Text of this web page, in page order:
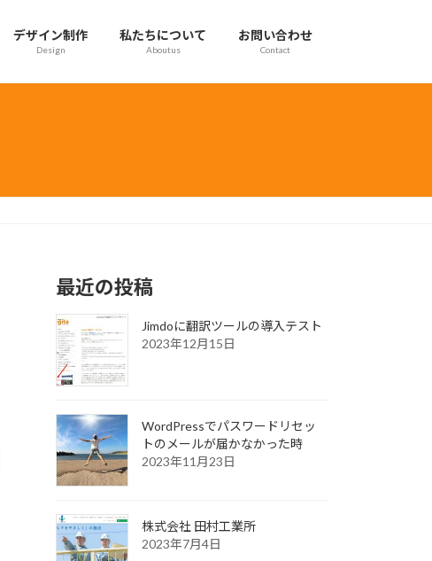
デザイン制作
Design
私たちについて
Aboutus
お問い合わせ
Contact
最近の投稿
Jimdoに翻訳ツールの導入テスト
2023年12月15日
WordPressでパスワードリセッ
トのメールが届かなかった時
2023年11月23日
株式会社 田村工業所
2023年7月4日